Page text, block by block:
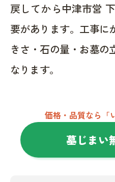
戻してから中津市営
要があります。工事に
きさ・石の量・お墓の
なります。
価格・品質なら「
墓じまい